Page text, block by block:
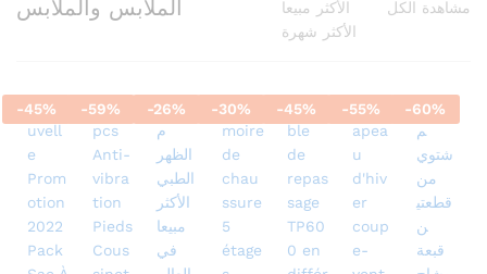
الملابس والملابس
الأكثر مبيعا
الأكثر شهرة
مشاهدة الكل
-45% -59% -26% -30% -45% -55% -60%